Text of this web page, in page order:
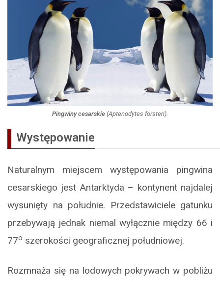
Pingwiny cesarskie (Aptenodytes forsteri).
Występowanie
Naturalnym miejscem występowania pingwina
cesarskiego jest Antarktyda – kontynent najdalej
wysunięty na południe. Przedstawiciele gatunku
przebywają jednak niemal wyłącznie między 66 i
77o szerokości geograficznej południowej.
Rozmnaża się na lodowych pokrywach w pobliżu